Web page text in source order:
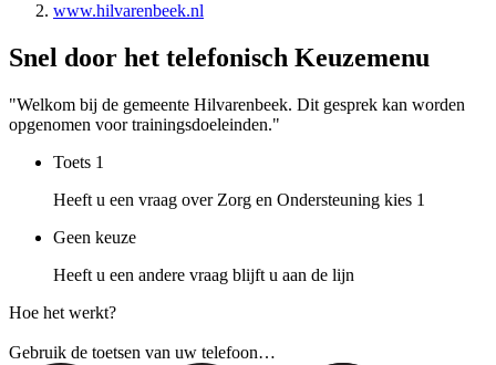
www.hilvarenbeek.nl
Snel door het telefonisch Keuzemenu
"Welkom bij de gemeente Hilvarenbeek. Dit gesprek kan worden
opgenomen voor trainingsdoeleinden."
Toets 1
Heeft u een vraag over Zorg en Ondersteuning kies 1
Geen keuze
Heeft u een andere vraag blijft u aan de lijn
Hoe het werkt?
Gebruik de toetsen van uw telefoon…